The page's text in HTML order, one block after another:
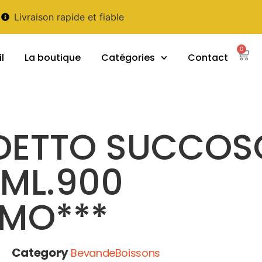
Livraison rapide et fiable
La boutique Catégories Contact
0
Category BevandeBoissons